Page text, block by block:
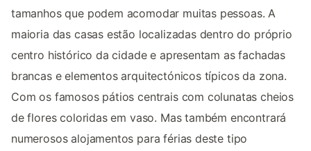
tamanhos que podem acomodar muitas pessoas. A
maioria das casas estão localizadas dentro do próprio
centro histórico da cidade e apresentam as fachadas
brancas e elementos arquitectónicos típicos da zona.
Com os famosos pátios centrais com colunatas cheios
de flores coloridas em vaso. Mas também encontrará
numerosos alojamentos para férias deste tipo